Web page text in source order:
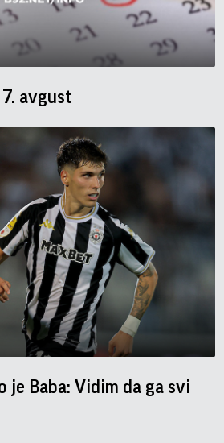
7. avgust
je Baba: Vidim da ga svi